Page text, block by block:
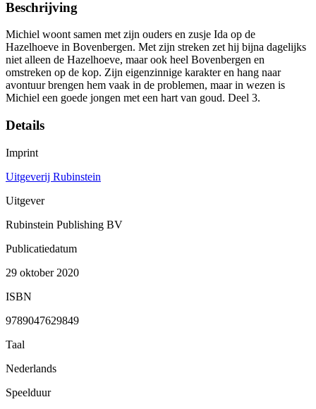
Beschrijving
Michiel woont samen met zijn ouders en zusje Ida op de
Hazelhoeve in Bovenbergen. Met zijn streken zet hij bijna dagelijks
niet alleen de Hazelhoeve, maar ook heel Bovenbergen en
omstreken op de kop. Zijn eigenzinnige karakter en hang naar
avontuur brengen hem vaak in de problemen, maar in wezen is
Michiel een goede jongen met een hart van goud. Deel 3.
Details
Imprint
Uitgeverij Rubinstein
Uitgever
Rubinstein Publishing BV
Publicatiedatum
29 oktober 2020
ISBN
9789047629849
Taal
Nederlands
Speelduur